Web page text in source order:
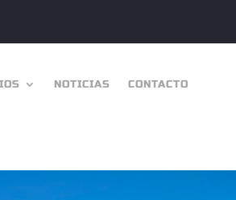
NOTICIAS CONTACTO